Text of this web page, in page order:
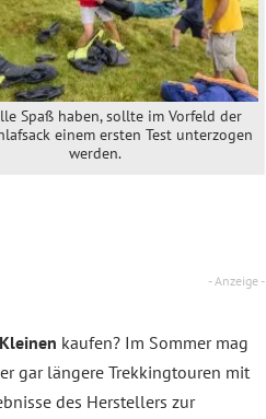
Spaß haben, sollte im Vorfeld der
einem ersten Test unterzogen
werden.
- Anzeige -
kaufen? Im Sommer mag
gar längere Trekkingtouren mit
des Herstellers zur